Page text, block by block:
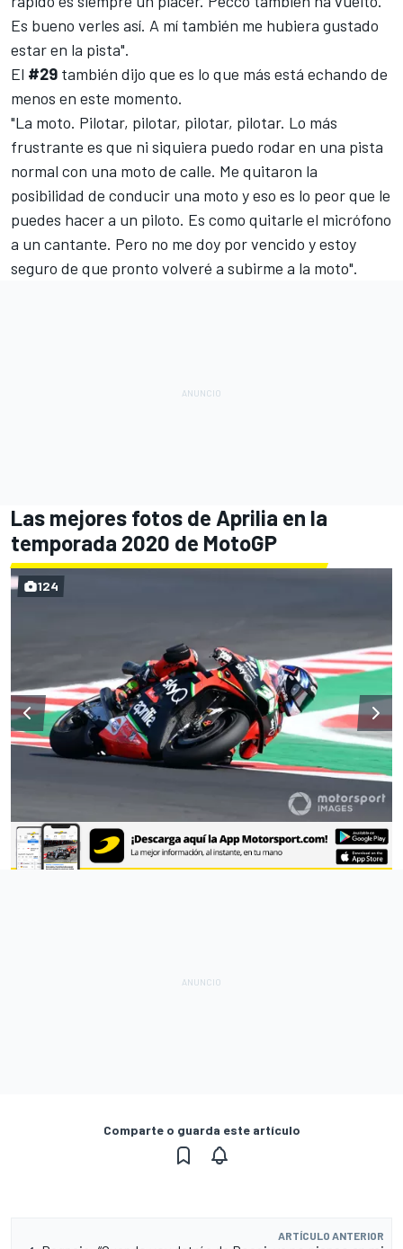
Es bueno verles así. A mí también me hubiera gustado
estar en la pista".
El #29 también dijo que es lo que más está echando de
menos en este momento.
"La moto. Pilotar, pilotar, pilotar, pilotar. Lo más
frustrante es que ni siquiera puedo rodar en una pista
normal con una moto de calle. Me quitaron la
posibilidad de conducir una moto y eso es lo peor que le
puedes hacer a un piloto. Es como quitarle el micrófono
a un cantante. Pero no me doy por vencido y estoy
seguro de que pronto volveré a subirme a la moto".
Las mejores fotos de Aprilia en la
temporada 2020 de MotoGP
124
Comparte o guarda este artículo
ARTÍCULO ANTERIOR